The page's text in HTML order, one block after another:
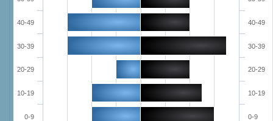
0-9
10-19
20-29
30-39
40-49
0-9
10-19
20-29
30-39
40-49